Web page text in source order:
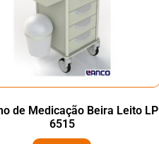
de Medicação Beira Leito LP
6515